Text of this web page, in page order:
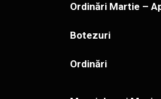
Ordinări Martie –
Botezuri
Ordinări